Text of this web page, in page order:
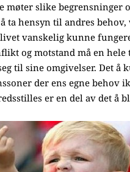
møter slike begrensninger
ta hensyn til andres
vanskelig kunne
og motstand må en hele
til sine omgivelser. Det å
der ens egne behov
er en del av det å